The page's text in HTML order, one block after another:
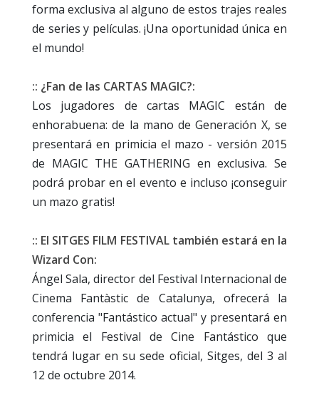
forma exclusiva al alguno de estos trajes reales
de series y películas. ¡Una oportunidad única en
el mundo!
:: ¿Fan de las CARTAS MAGIC?:
Los jugadores de cartas MAGIC están de
enhorabuena: de la mano de Generación X, se
presentará en primicia el mazo - versión 2015
de MAGIC THE GATHERING en exclusiva. Se
podrá probar en el evento e incluso ¡conseguir
un mazo gratis!
:: El SITGES FILM FESTIVAL también estará en la
Wizard Con:
Ángel Sala, director del Festival Internacional de
Cinema Fantàstic de Catalunya, ofrecerá la
conferencia "Fantástico actual" y presentará en
primicia el Festival de Cine Fantástico que
tendrá lugar en su sede oficial, Sitges, del 3 al
12 de octubre 2014.